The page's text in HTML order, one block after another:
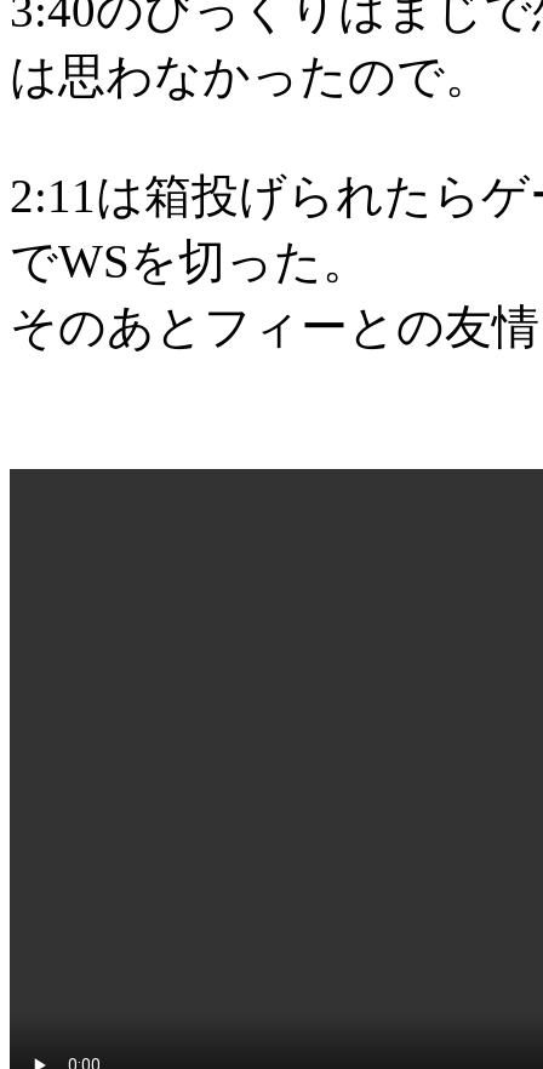
は思わなかったので。
2:11は箱投げられたら
でWSを切った。
そのあとフィーとの友